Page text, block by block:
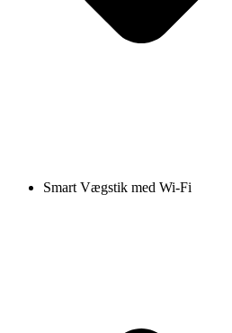
Smart Vægstik med Wi-Fi